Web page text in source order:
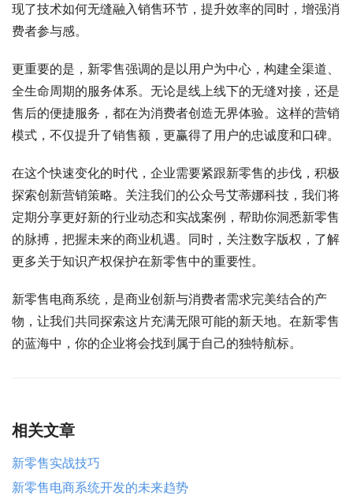
现了技术如何无缝融入销售环节，提升效率的同时，增强消
费者参与感。
更重要的是，新零售强调的是以用户为中心，构建全渠道、
全生命周期的服务体系。无论是线上线下的无缝对接，还是
售后的便捷服务，都在为消费者创造无界体验。这样的营销
模式，不仅提升了销售额，更赢得了用户的忠诚度和口碑。
在这个快速变化的时代，企业需要紧跟新零售的步伐，积极
探索创新营销策略。关注我们的公众号艾蒂娜科技，我们将
定期分享更好新的行业动态和实战案例，帮助你洞悉新零售
的脉搏，把握未来的商业机遇。同时，关注数字版权，了解
更多关于知识产权保护在新零售中的重要性。
新零售电商系统，是商业创新与消费者需求完美结合的产
物，让我们共同探索这片充满无限可能的新天地。在新零售
的蓝海中，你的企业将会找到属于自己的独特航标。
相关文章
新零售实战技巧
新零售电商系统开发的未来趋势